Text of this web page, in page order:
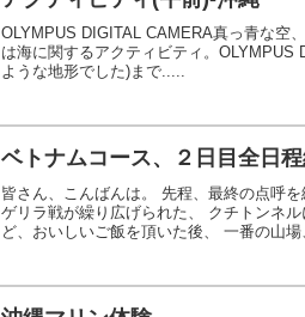
OLYMPUS DIGITAL CAMERA真っ青な空
は海に関するアクティビティ。OLYMPUS
ような地形でした)まで.....
ベトナムコース、２日目全日程
皆さん、こんばんは。 先程、最終の点呼
ゲリラ戦が繰り広げられた、 クチトンネ
ど、おいしいご飯を頂いた後、 一番の山場